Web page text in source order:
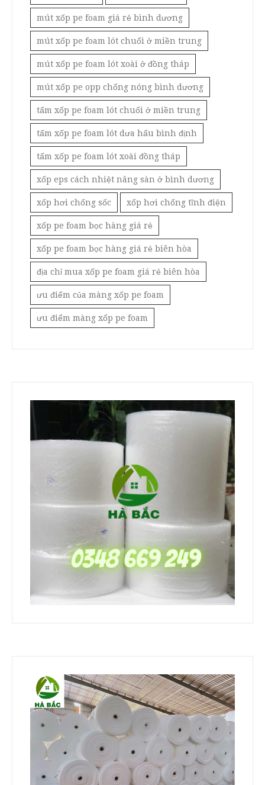
mút xốp pe foam giá rẻ bình dương
mút xốp pe foam lót chuối ở miền trung
mút xốp pe foam lót xoài ở đồng tháp
mút xốp pe opp chống nóng bình dương
tấm xốp pe foam lót chuối ở miền trung
tấm xốp pe foam lót dưa hấu bình định
tấm xốp pe foam lót xoài đồng tháp
xốp eps cách nhiệt nâng sàn ở bình dương
xốp hơi chống sốc xốp hơi chống tĩnh điện
xốp pe foam bọc hàng giá rẻ
xốp pe foam bọc hàng giá rẻ biên hòa
địa chỉ mua xốp pe foam giá rẻ biên hòa
ưu điểm của màng xốp pe foam
ưu điểm màng xốp pe foam